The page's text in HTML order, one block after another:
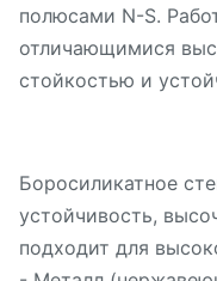
полюсами N-S.
отличающимися
стойкостью и
Боросиликатное
устойчивость,
подходит для